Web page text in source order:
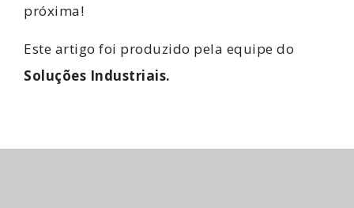
próxima!
Este artigo foi produzido pela equipe do
Soluções Industriais.